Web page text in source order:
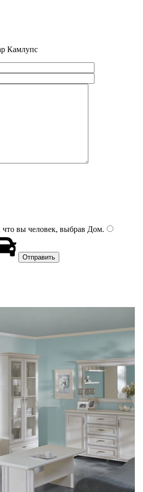
Камлупс
вы человек, выбрав Дом.